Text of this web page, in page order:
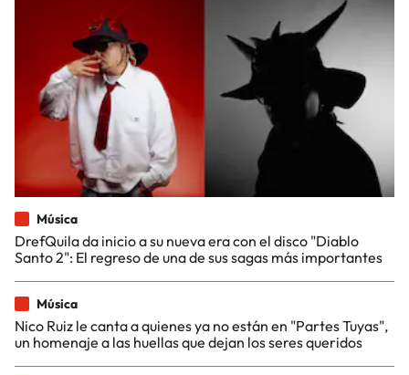
Música
DrefQuila da inicio a su nueva era con el disco "Diablo
Santo 2": El regreso de una de sus sagas más importantes
Música
Nico Ruiz le canta a quienes ya no están en "Partes Tuyas",
un homenaje a las huellas que dejan los seres queridos